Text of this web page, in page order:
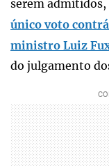
serem admitidos,
único voto
ministro Luiz
do julgamento